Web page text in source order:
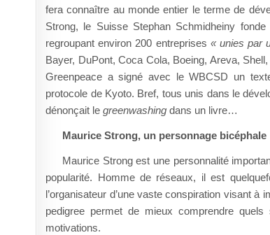
fera connaître au monde entier le terme de
Strong, le Suisse Stephan Schmidheiny
regroupant environ 200 entreprises « unies par
Bayer, DuPont, Coca Cola, Boeing, Areva,
Greenpeace a signé avec le WBCSD un
protocole de Kyoto. Bref, tous unis dans le
dénonçait legreenwashing dans un livre…
Maurice Strong, un personnage bicéphale
Maurice Strong est une personnalité
popularité. Homme de réseaux, il est
l’organisateur d’une vaste conspiration visant
pedigree permet de mieux comprendre
motivations.